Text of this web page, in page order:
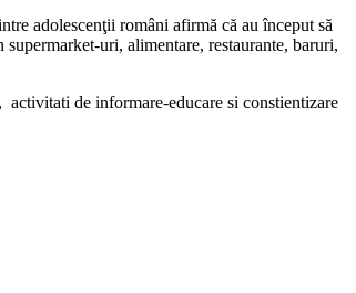
adolescenţii români afirmă că au început să
uri, alimentare, restaurante, baruri,
de informare-educare si constientizare